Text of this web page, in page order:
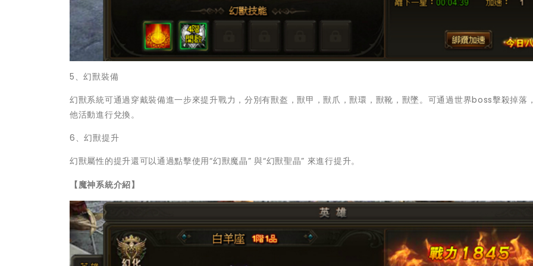
5、幻獸裝備
幻獸系統可通過穿戴裝備進一步來提升戰力，分別有獸盔，獸甲，獸爪，獸環，獸靴，獸墜。可通過世界boss擊殺掉落
他活動進行兌換。
6、幻獸提升
幻獸屬性的提升還可以通過點擊使用“幻獸魔晶” 與“幻獸聖晶” 來進行提升。
【魔神系統介紹】